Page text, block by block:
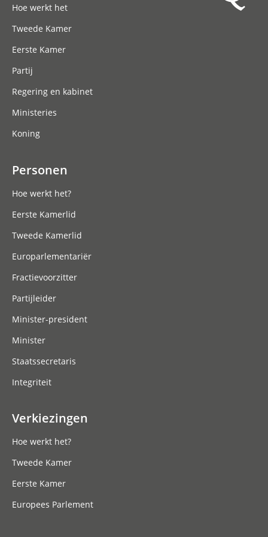
Meld je aan
Hoe werkt het
Tweede Kamer
Eerste Kamer
Partij
Regering en kabinet
Ministeries
Koning
Personen
Hoe werkt het?
Eerste Kamerlid
Tweede Kamerlid
Europarlementariër
Fractievoorzitter
Partijleider
Minister-president
Minister
Staatssecretaris
Integriteit
Verkiezingen
Hoe werkt het?
Tweede Kamer
Eerste Kamer
Europees Parlement